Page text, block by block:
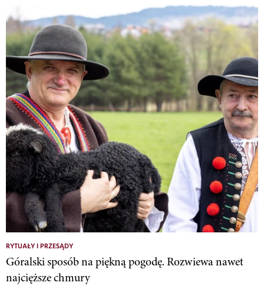
RYTUAŁY I PRZESĄDY
Góralski sposób na piękną pogodę. Rozwiewa nawet
najcięższe chmury